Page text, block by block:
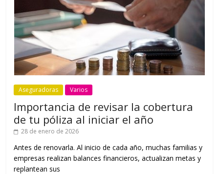
Aseguradoras Varios
Importancia de revisar la cobertura
de tu póliza al iniciar el año
28 de enero de 2026
Antes de renovarla. Al inicio de cada año, muchas familias y
empresas realizan balances financieros, actualizan metas y
replantean sus